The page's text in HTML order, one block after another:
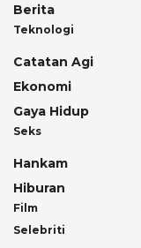
Berita
Teknologi
Catatan Agi
Ekonomi
Gaya Hidup
Seks
Hankam
Hiburan
Film
Selebriti